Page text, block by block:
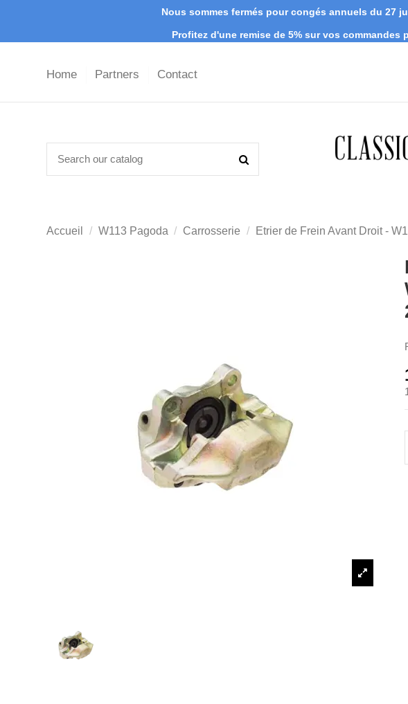
Nous sommes fermés pour congés annuels du 27
Profitez d'une remise de 5% sur vos
Home Partners Contact
Accueil W113 Pagoda Carrosserie Etrier de Frein Avant Droit -